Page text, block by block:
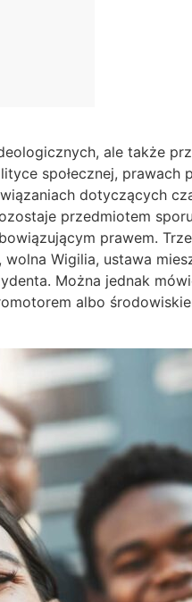
ale także
społecznej, prawach
dotyczących
przedmiotem
prawem.
Wigilia, ustawa
Można jednak
albo